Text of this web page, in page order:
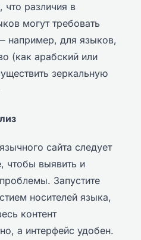
что различия в
могут требовать
например, для языков,
(как арабский или
зеркальную
сайта следует
чтобы выявить и
Запустите
носителей языка,
контент
а интерфейс удобен.